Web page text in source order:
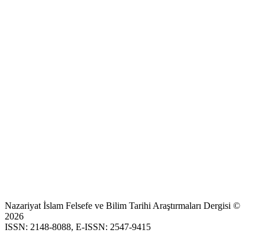
Nazariyat İslam Felsefe ve Bilim Tarihi Araştırmaları Dergisi ©
2026
ISSN: 2148-8088, E-ISSN: 2547-9415